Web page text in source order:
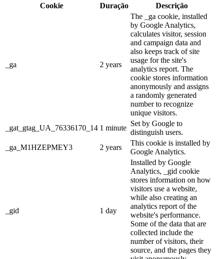
Cookie
Duração Descrição
_ga 2 years
The _ga cookie, installed
by Google Analytics,
calculates visitor, session
and campaign data and
also keeps track of site
usage for the site's
analytics report. The
cookie stores information
anonymously and assigns
a randomly generated
number to recognize
unique visitors.
_gat_gtag_UA_76336170_14 1 minute
Set by Google to
distinguish users.
_ga_M1HZEPMEY3
2 years
This cookie is installed by
Google Analytics.
_gid 1 day
Installed by Google
Analytics, _gid cookie
stores information on how
visitors use a website,
while also creating an
analytics report of the
website's performance.
Some of the data that are
collected include the
number of visitors, their
source, and the pages they